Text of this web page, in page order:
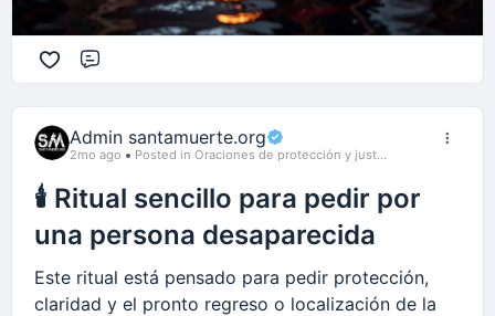
Admin santamuerte.org
2mo ago Posted in Oraciones de protección y just...
🕯️ Ritual sencillo para pedir por
una persona desaparecida
Este ritual está pensado para pedir protección,
claridad y el pronto regreso o localización de la